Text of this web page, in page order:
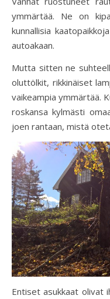
ymmärtää. Ne on
kunnallisia
autoakaan.
Mutta sitten ne
oluttölkit, rikkinäiset
vaikeampia ymmärtää.
roskansa kylmästi
joen rantaan, mistä
Entiset asukkaat olivat